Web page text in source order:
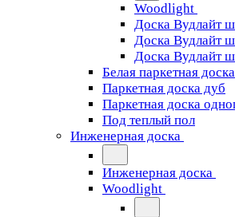
Woodlight
Доска Вудлайт
Доска Вудлайт
Доска Вудлайт
Белая паркетная доска
Паркетная доска дуб
Паркетная доска
Под теплый пол
Инженерная доска
Инженерная доска
Woodlight